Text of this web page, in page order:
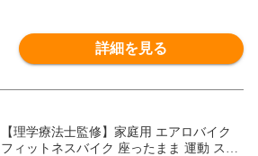
詳細を見る
【理学療法士監修】家庭用 エアロバイク
フィットネスバイク 座ったまま 運動 ステ